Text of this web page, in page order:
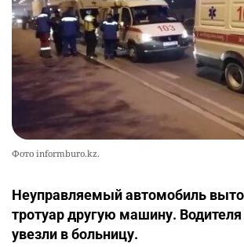
Фото informburo.kz.
Неуправляемый автомобиль
тротуар другую машину.
увезли в больницу.